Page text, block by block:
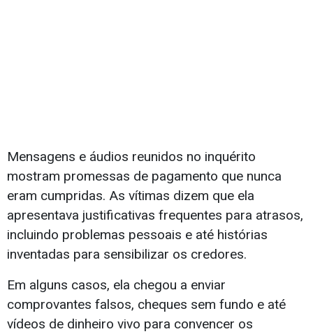
Mensagens e áudios reunidos no inquérito
mostram promessas de pagamento que nunca
eram cumpridas. As vítimas dizem que ela
apresentava justificativas frequentes para atrasos,
incluindo problemas pessoais e até histórias
inventadas para sensibilizar os credores.
Em alguns casos, ela chegou a enviar
comprovantes falsos, cheques sem fundo e até
vídeos de dinheiro vivo para convencer os